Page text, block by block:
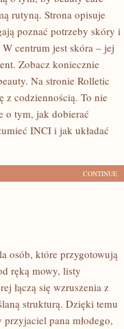
rutyną. Strona opisuje
poznać potrzeby skóry i
centrum jest skóra – jej
Zobacz koniecznie
Na stronie Rolletic
z codziennością. To nie
o tym, jak dobierać
INCI i jak układać
CONTINUE
osób, które przygotowują
ręką mowy, listy
łączą się wzruszenia z
strukturą. Dzięki temu
pana młodego,